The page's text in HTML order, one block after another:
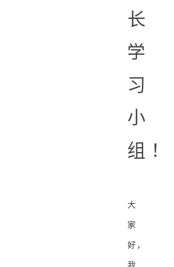
长
学
习
小
组！
大
家
好，
我